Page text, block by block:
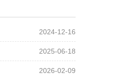
2024-12-16
2025-06-18
2026-02-09